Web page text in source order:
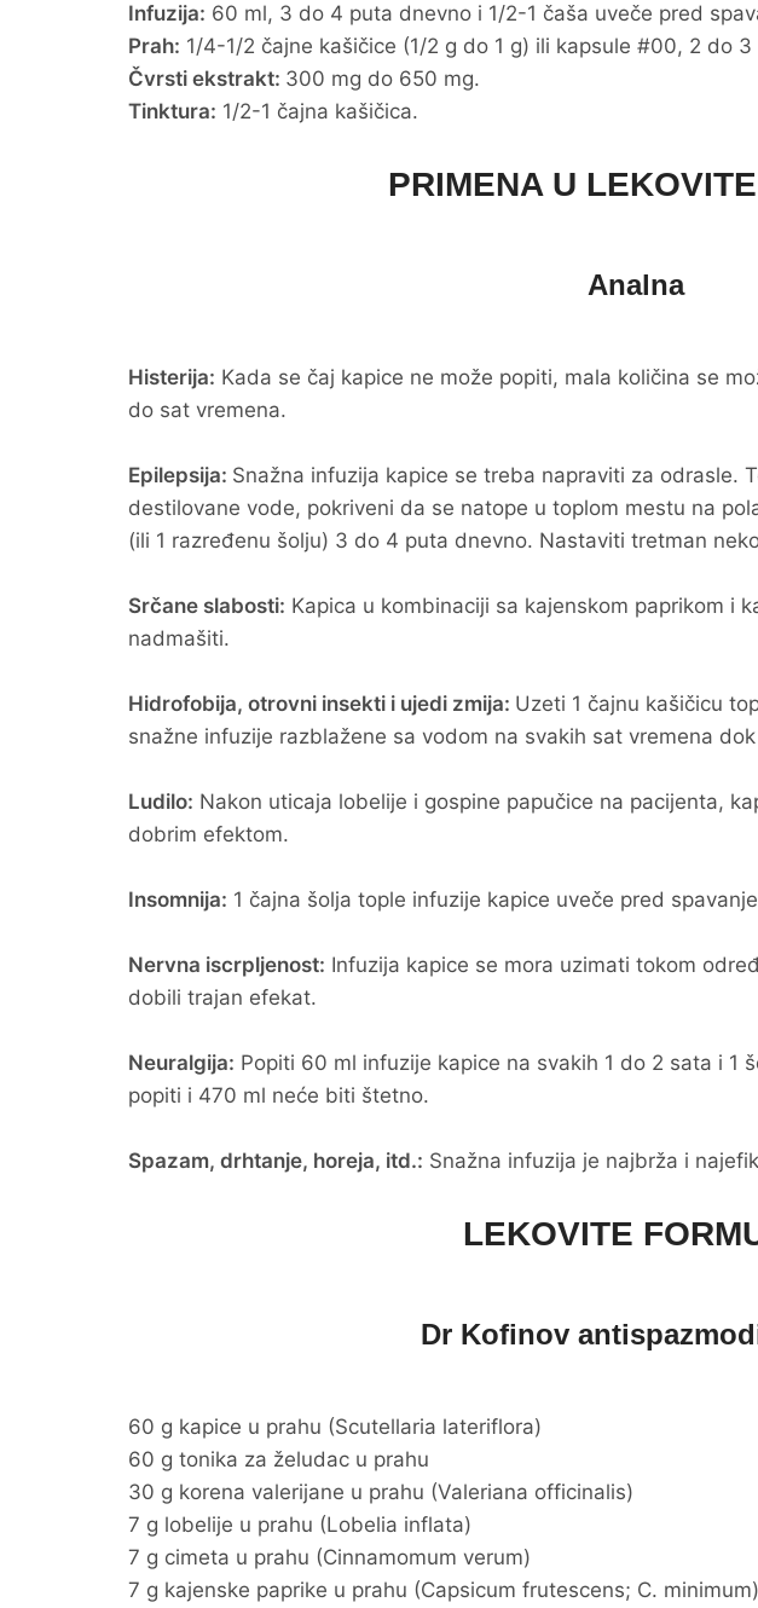
Infuzija: 60 ml, 3 do 4 puta dnevno i 1/2-1 čaša uveče pred
Prah: 1/4-1/2 čajne kašičice (1/2 g do 1 g) ili kapsule #00, 2 do
Čvrsti ekstrakt: 300 mg do 650 mg.
Tinktura: 1/2-1 čajna kašičica.
PRIMENA U
Analna
Histerija: Kada se čaj kapice ne može popiti, mala količina se
do sat vremena.
Epilepsija: Snažna infuzija kapice se treba napraviti za odrasle.
destilovane vode, pokriveni da se natope u toplom mestu na
(ili 1 razređenu šolju) 3 do 4 puta dnevno. Nastaviti tretman
Srčane slabosti: Kapica u kombinaciji sa kajenskom paprikom i
nadmašiti.
Hidrofobija, otrovni insekti i ujedi zmija: Uzeti 1 čajnu kašičicu
snažne infuzije razblažene sa vodom na svakih sat vremena
Ludilo: Nakon uticaja lobelije i gospine papučice na pacijenta,
dobrim efektom.
Insomnija: 1 čajna šolja tople infuzije kapice uveče pred
Nervna iscrpljenost: Infuzija kapice se mora uzimati tokom
dobili trajan efekat.
Neuralgija: Popiti 60 ml infuzije kapice na svakih 1 do 2 sata i 1
popiti i 470 ml neće biti štetno.
Spazam, drhtanje, horeja, itd.: Snažna infuzija je najbrža i
LEKOVITE
Dr Kofinov
60 g kapice u prahu (Scutellaria lateriflora)
60 g tonika za želudac u prahu
30 g korena valerijane u prahu (Valeriana officinalis)
7 g lobelije u prahu (Lobelia inflata)
7 g cimeta u prahu (Cinnamomum verum)
7 g kajenske paprike u prahu (Capsicum frutescens; C. minimum)